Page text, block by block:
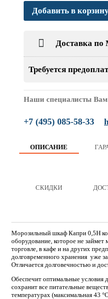
Добавить в
Доставка по
Требуется
Наши специалисты Вам
+7 (495) 085-58-33
ОПИСАНИЕ
СКИДКИ
Морозильный шкаф Капри 0,5Н
оборудование, которое не займет
торговле, в кафе и на других
долговременного хранения уже
Отличается долговечностью и
Обеспечит оптимальные условия
сохранит все питательные
температурах (максимальная 43